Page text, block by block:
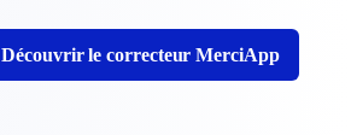
Découvrir le correcteur MerciApp